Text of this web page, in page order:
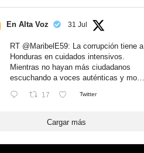
En Alta Voz 31 Jul
RT @MaribelE59: La corrupción tiene a
Honduras en cuidados intensivos.
Mientras no hayan más ciudadanos
escuchando a voces auténticas y mo…
17 Twitter
Cargar más